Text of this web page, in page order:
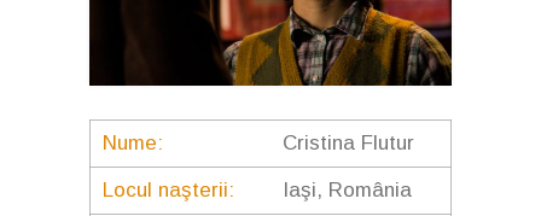
Nume: Cristina Flutur
Locul naşterii: Iaşi, România